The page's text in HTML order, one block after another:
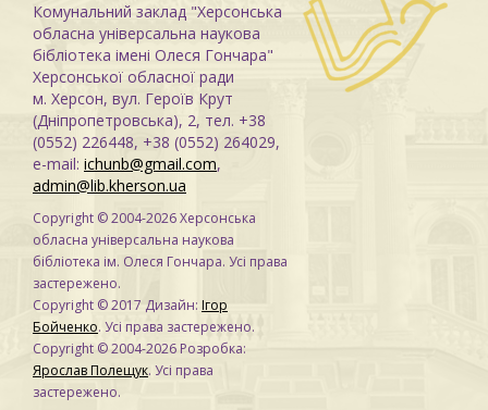
Комунальний заклад "Херсонська
обласна універсальна наукова
бібліотека імені Олеся Гончара"
Херсонської обласної ради
м. Херсон, вул. Героїв Крут
(Дніпропетровська), 2, тел. +38
(0552) 226448, +38 (0552) 264029,
e-mail: ichunb@gmail.com,
admin@lib.kherson.ua
Copyright © 2004-2026 Херсонська
обласна універсальна наукова
бібліотека ім. Олеся Гончара. Усі права
застережено.
Copyright © 2017 Дизайн: Ігор
Бойченко. Усі права застережено.
Copyright © 2004-2026 Розробка:
Ярослав Полещук. Усі права
застережено.